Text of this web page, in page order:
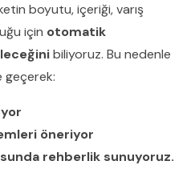
boyutu, içeriği, varış
için otomatik
biliyoruz. Bu nedenle
geçerek:
öneriyor
rehberlik sunuyoruz.